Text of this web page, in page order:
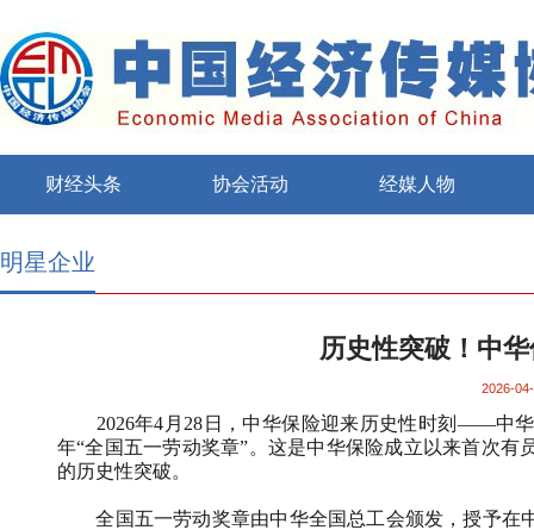
财经头条 协会活动 经媒人物
明星企业
历史性突破！中
2026-
2026年4 月 28 日，中华保险迎来历史性时刻——中
年“全国五一劳动奖章”。这是中华保险成立以来首次
的历史性突破。
全国五一劳动奖章由中华全国总工会颁发，授予